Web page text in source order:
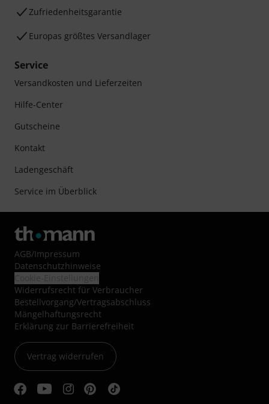
Zufriedenheitsgarantie
Europas größtes Versandlager
Service
Versandkosten und Lieferzeiten
Hilfe-Center
Gutscheine
Kontakt
Ladengeschäft
Service im Überblick
AGB/Impressum
Datenschutzhinweise
Widerrufsrecht für Verbraucher
Bestellvorgang/Vertragsabschluss
Mängelhaftungsrecht
Erklärung zur Barrierefreiheit
Vertrag widerrufen